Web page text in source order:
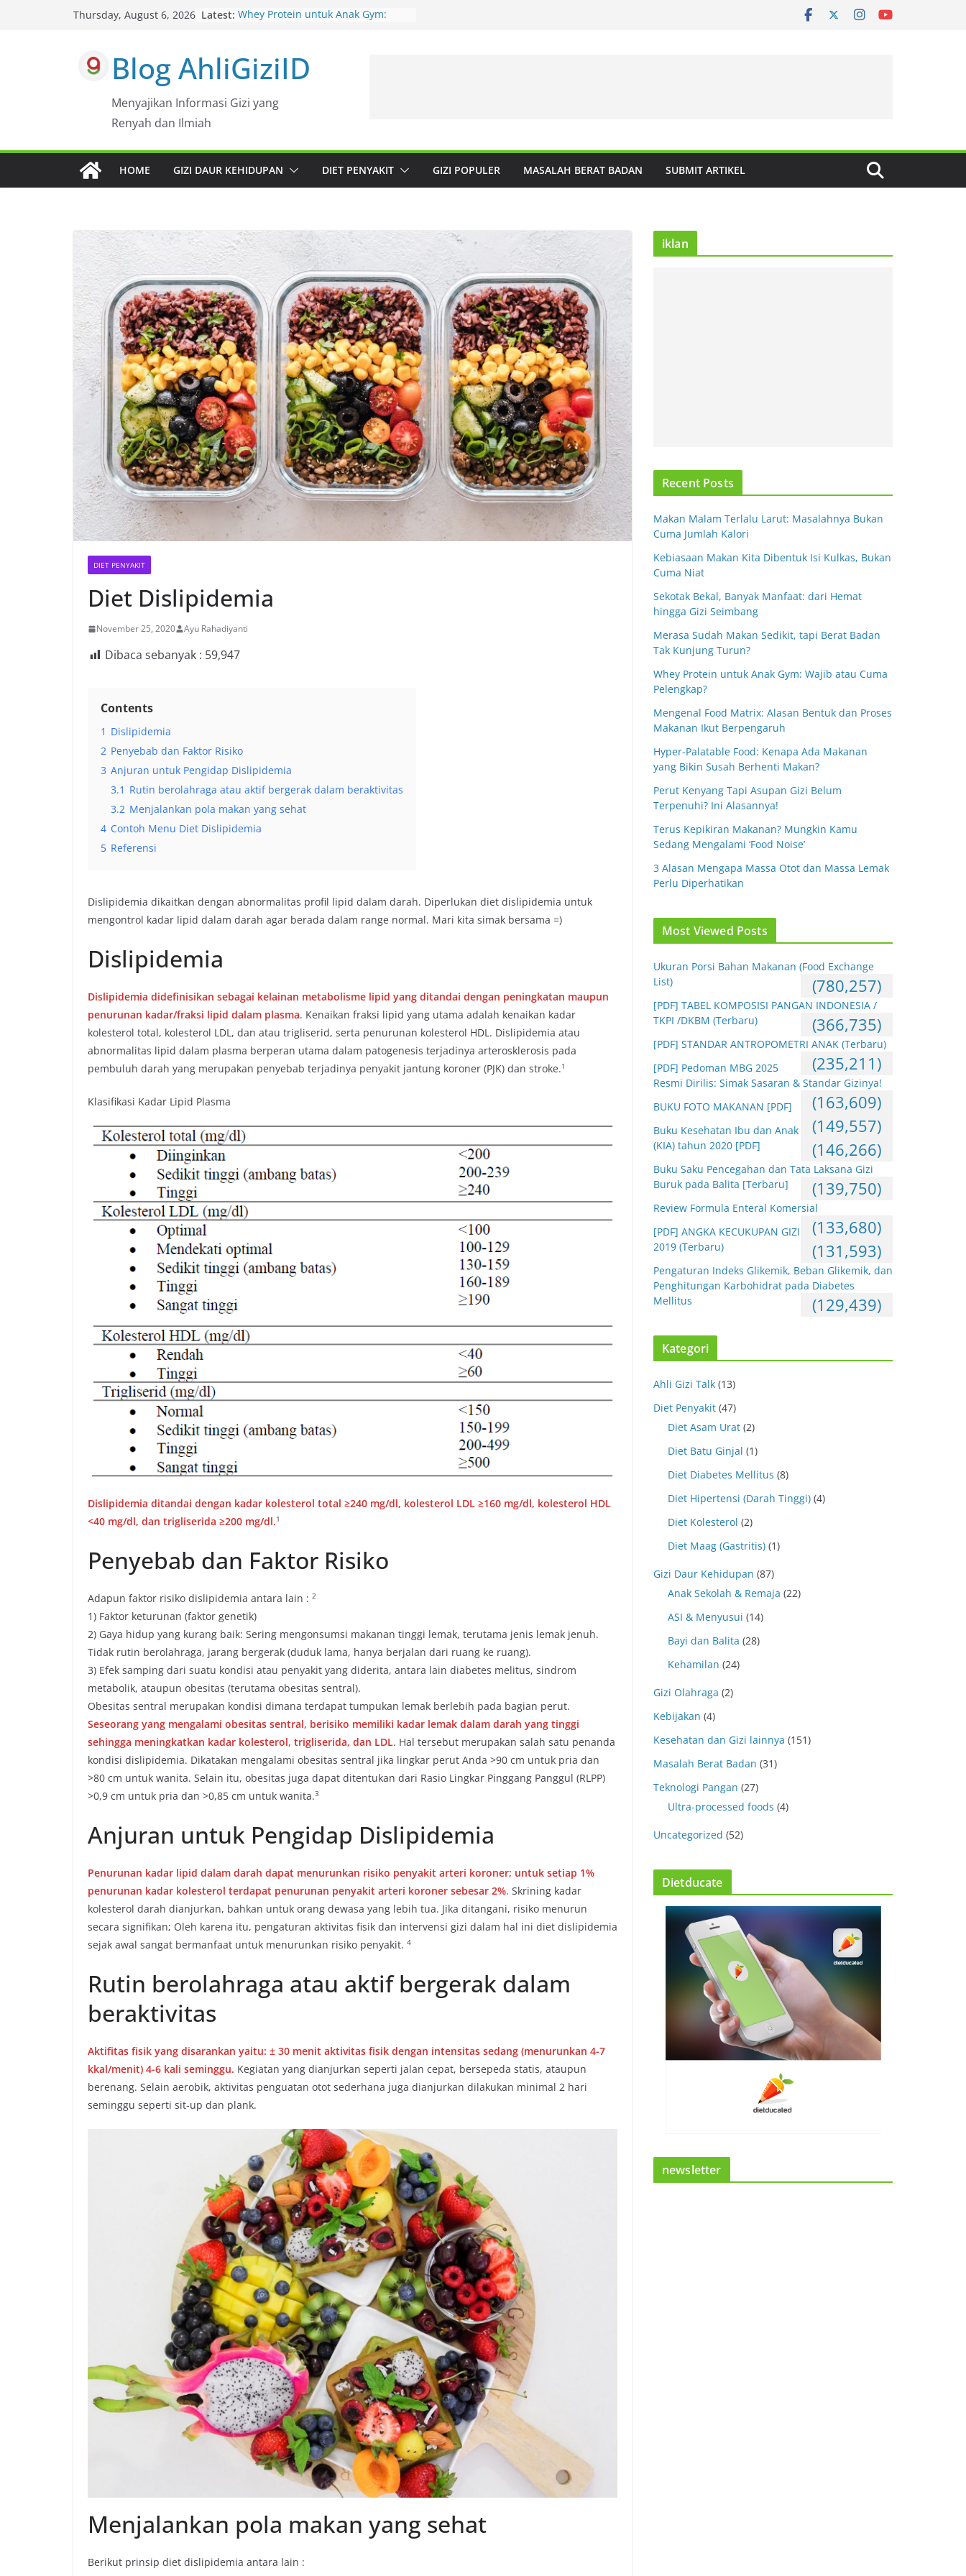
Thursday, August 6, 2026 Latest: Whey Protein untuk Anak Gym:
Masalahnya Bukan Cuma Jumlah
Kalori
Kulkas, Bukan Cuma Niat
Blog AhliGiziID
Menyajikan Informasi Gizi yang
Renyah dan Ilmiah
HOME GIZI DAUR KEHIDUPAN DIET PENYAKIT GIZI POPULER MASALAH BERAT BADAN SUBMIT ARTIKEL
DIET PENYAKIT
Diet Dislipidemia
November 25, 2020 Ayu Rahadiyanti
Dibaca sebanyak : 59,947
Contents
1 Dislipidemia
2 Penyebab dan Faktor Risiko
3 Anjuran untuk Pengidap Dislipidemia
3.1 Rutin berolahraga atau aktif bergerak dalam beraktivitas
3.2 Menjalankan pola makan yang sehat
4 Contoh Menu Diet Dislipidemia
5 Referensi
Dislipidemia dikaitkan dengan abnormalitas profil lipid dalam darah. Diperlukan diet dislipidemia untuk
mengontrol kadar lipid dalam darah agar berada dalam range normal. Mari kita simak bersama =)
Dislipidemia
Dislipidemia didefinisikan sebagai kelainan metabolisme lipid yang ditandai dengan peningkatan maupun
penurunan kadar/fraksi lipid dalam plasma. Kenaikan fraksi lipid yang utama adalah kenaikan kadar
kolesterol total, kolesterol LDL, dan atau trigliserid, serta penurunan kolesterol HDL. Dislipidemia atau
abnormalitas lipid dalam plasma berperan utama dalam patogenesis terjadinya arterosklerosis pada
pembuluh darah yang merupakan penyebab terjadinya penyakit jantung koroner (PJK) dan stroke.​1​
Klasifikasi Kadar Lipid Plasma
Dislipidemia ditandai dengan kadar kolesterol total ≥240 mg/dl, kolesterol LDL ≥160 mg/dl, kolesterol HDL
<40 mg/dl, dan trigliserida ≥200 mg/dl.​1​
Penyebab dan Faktor Risiko
Adapun faktor risiko dislipidemia antara lain : ​2​
1) Faktor keturunan (faktor genetik)
2) Gaya hidup yang kurang baik: Sering mengonsumsi makanan tinggi lemak, terutama jenis lemak jenuh.
Tidak rutin berolahraga, jarang bergerak (duduk lama, hanya berjalan dari ruang ke ruang).
3) Efek samping dari suatu kondisi atau penyakit yang diderita, antara lain diabetes melitus, sindrom
metabolik, ataupun obesitas (terutama obesitas sentral).
Obesitas sentral merupakan kondisi dimana terdapat tumpukan lemak berlebih pada bagian perut.
Seseorang yang mengalami obesitas sentral, berisiko memiliki kadar lemak dalam darah yang tinggi
sehingga meningkatkan kadar kolesterol, trigliserida, dan LDL. Hal tersebut merupakan salah satu penanda
kondisi dislipidemia. Dikatakan mengalami obesitas sentral jika lingkar perut Anda >90 cm untuk pria dan
>80 cm untuk wanita. Selain itu, obesitas juga dapat ditentukan dari Rasio Lingkar Pinggang Panggul (RLPP)
>0,9 cm untuk pria dan >0,85 cm untuk wanita.​3​
Anjuran untuk Pengidap Dislipidemia
Penurunan kadar lipid dalam darah dapat menurunkan risiko penyakit arteri koroner; untuk setiap 1%
penurunan kadar kolesterol terdapat penurunan penyakit arteri koroner sebesar 2%. Skrining kadar
kolesterol darah dianjurkan, bahkan untuk orang dewasa yang lebih tua. Jika ditangani, risiko menurun
secara signifikan; Oleh karena itu, pengaturan aktivitas fisik dan intervensi gizi dalam hal ini diet dislipidemia
sejak awal sangat bermanfaat untuk menurunkan risiko penyakit. ​4​
Rutin berolahraga atau aktif bergerak dalam
beraktivitas
Aktifitas fisik yang disarankan yaitu: ± 30 menit aktivitas fisik dengan intensitas sedang (menurunkan 4-7
kkal/menit) 4-6 kali seminggu. Kegiatan yang dianjurkan seperti jalan cepat, bersepeda statis, ataupun
berenang. Selain aerobik, aktivitas penguatan otot sederhana juga dianjurkan dilakukan minimal 2 hari
seminggu seperti sit-up dan plank.
Menjalankan pola makan yang sehat
Berikut prinsip diet dislipidemia antara lain :
iklan
Recent Posts
Makan Malam Terlalu Larut: Masalahnya Bukan
Cuma Jumlah Kalori
Kebiasaan Makan Kita Dibentuk Isi Kulkas, Bukan
Cuma Niat
Sekotak Bekal, Banyak Manfaat: dari Hemat
hingga Gizi Seimbang
Merasa Sudah Makan Sedikit, tapi Berat Badan
Tak Kunjung Turun?
Whey Protein untuk Anak Gym: Wajib atau Cuma
Pelengkap?
Mengenal Food Matrix: Alasan Bentuk dan Proses
Makanan Ikut Berpengaruh
Hyper-Palatable Food: Kenapa Ada Makanan
yang Bikin Susah Berhenti Makan?
Perut Kenyang Tapi Asupan Gizi Belum
Terpenuhi? Ini Alasannya!
Terus Kepikiran Makanan? Mungkin Kamu
Sedang Mengalami ‘Food Noise’
3 Alasan Mengapa Massa Otot dan Massa Lemak
Perlu Diperhatikan
Most Viewed Posts
Ukuran Porsi Bahan Makanan (Food Exchange
List)
(780,257)
[PDF] TABEL KOMPOSISI PANGAN INDONESIA /
TKPI /DKBM (Terbaru)
(366,735)
[PDF] STANDAR ANTROPOMETRI ANAK (Terbaru)
(235,211)
[PDF] Pedoman MBG 2025
Resmi Dirilis: Simak Sasaran & Standar Gizinya!
(163,609)
BUKU FOTO MAKANAN [PDF]
(149,557)
Buku Kesehatan Ibu dan Anak
(KIA) tahun 2020 [PDF]
(146,266)
Buku Saku Pencegahan dan Tata Laksana Gizi
Buruk pada Balita [Terbaru]
(139,750)
Review Formula Enteral Komersial
(133,680)
[PDF] ANGKA KECUKUPAN GIZI
2019 (Terbaru)
(131,593)
Pengaturan Indeks Glikemik, Beban Glikemik, dan
Penghitungan Karbohidrat pada Diabetes
Mellitus
(129,439)
Kategori
Ahli Gizi Talk (13)
Diet Penyakit (47)
Diet Asam Urat (2)
Diet Batu Ginjal (1)
Diet Diabetes Mellitus (8)
Diet Hipertensi (Darah Tinggi) (4)
Diet Kolesterol (2)
Diet Maag (Gastritis) (1)
Gizi Daur Kehidupan (87)
Anak Sekolah & Remaja (22)
ASI & Menyusui (14)
Bayi dan Balita (28)
Kehamilan (24)
Gizi Olahraga (2)
Kebijakan (4)
Kesehatan dan Gizi lainnya (151)
Masalah Berat Badan (31)
Teknologi Pangan (27)
Ultra-processed foods (4)
Uncategorized (52)
Dietducate
newsletter